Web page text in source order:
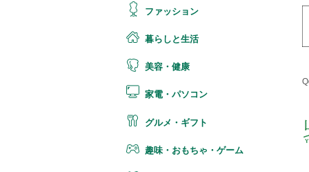
ファッション
暮らしと生活
美容・健康
家電・パソコン
グルメ・ギフト
趣味・おもちゃ・ゲーム